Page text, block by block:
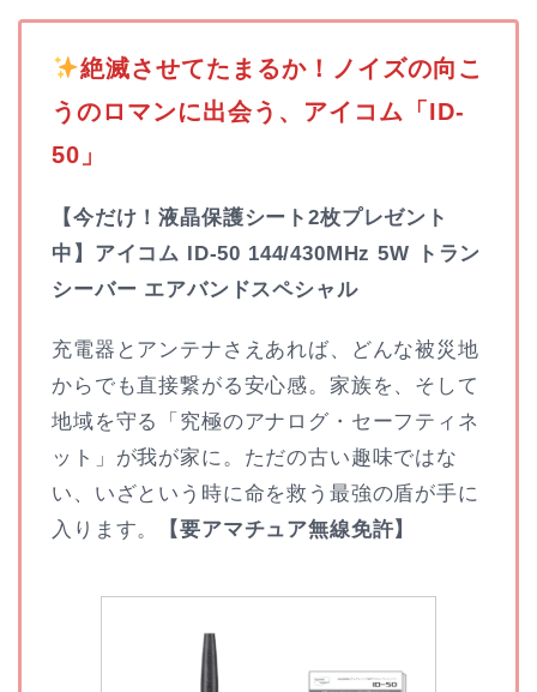
絶滅させてたまるか！ノイズの向こ
うのロマンに出会う、アイコム「ID-
50」
【今だけ！液晶保護シート2枚プレゼント
中】アイコム ID-50 144/430MHz 5W トラン
シーバー エアバンドスペシャル
充電器とアンテナさえあれば、どんな被災地
からでも直接繋がる安心感。家族を、そして
地域を守る「究極のアナログ・セーフティネ
ット」が我が家に。ただの古い趣味ではな
い、いざという時に命を救う最強の盾が手に
入ります。
【要アマチュア無線免許】